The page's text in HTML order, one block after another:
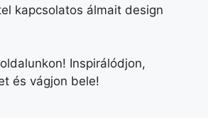
kapcsolatos álmait design
Inspirálódjon,
és vágjon bele!